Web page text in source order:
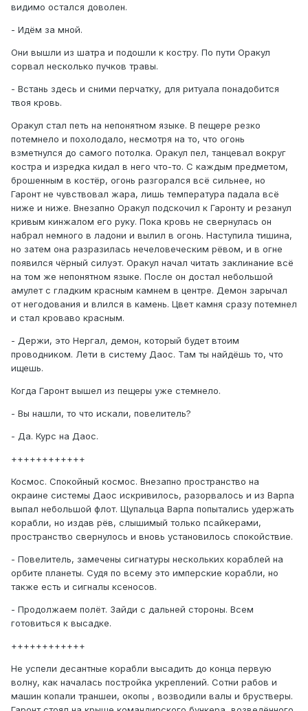
видимо остался доволен.
- Идём за мной.
Они вышли из шатра и подошли к костру. По пути Оракул
сорвал несколько пучков травы.
- Встань здесь и сними перчатку, для ритуала понадобится
твоя кровь.
Оракул стал петь на непонятном языке. В пещере резко
потемнело и похолодало, несмотря на то, что огонь
взметнулся до самого потолка. Оракул пел, танцевал вокруг
костра и изредка кидал в него что-то. С каждым предметом,
брошенным в костёр, огонь разгорался всё сильнее, но
Гаронт не чувствовал жара, лишь температура падала всё
ниже и ниже. Внезапно Оракул подскочил к Гаронту и резанул
кривым кинжалом его руку. Пока кровь не свернулась он
набрал немного в ладони и вылил в огонь. Наступила тишина,
но затем она разразилась нечеловеческим рёвом, и в огне
появился чёрный силуэт. Оракул начал читать заклинание всё
на том же непонятном языке. После он достал небольшой
амулет с гладким красным камнем в центре. Демон зарычал
от негодования и влился в камень. Цвет камня сразу потемнел
и стал кроваво красным.
- Держи, это Нергал, демон, который будет втоим
проводником. Лети в систему Даос. Там ты найдёшь то, что
ищешь.
Когда Гаронт вышел из пещеры уже стемнело.
- Вы нашли, то что искали, повелитель?
- Да. Курс на Даос.
++++++++++++
Космос. Спокойный космос. Внезапно пространство на
окраине системы Даос искривилось, разорвалось и из Варпа
выпал небольшой флот. Щупальца Варпа попытались удержать
корабли, но издав рёв, слышимый только псайкерами,
пространство свернулось и вновь установилось спокойствие.
- Повелитель, замечены сигнатуры нескольких кораблей на
орбите планеты. Судя по всему это имперские корабли, но
также есть и сигналы ксеносов.
- Продолжаем полёт. Зайди с дальней стороны. Всем
готовиться к высадке.
++++++++++++
Не успели десантные корабли высадить до конца первую
волну, как началась постройка укреплений. Сотни рабов и
машин копали траншеи, окопы , возводили валы и брустверы.